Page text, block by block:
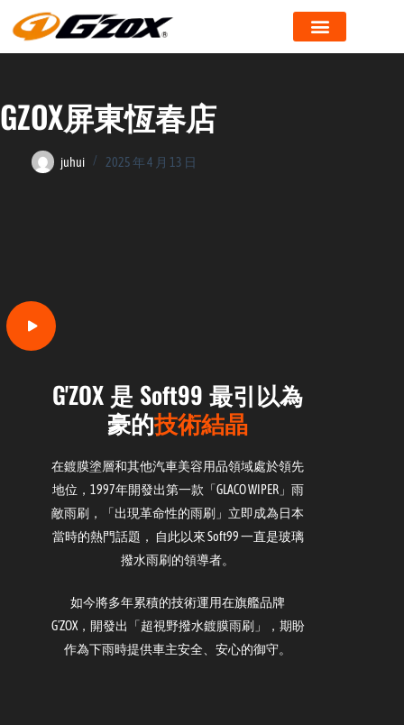
GZOX屏東恆春店
juhui 2025 年 4 月 13 日
G'ZOX 是 Soft99 最引以為
豪的技術結晶
在鍍膜塗層和其他汽車美容用品領域處於領先
地位，1997年開發出第一款「GLACO WIPER」雨
敵雨刷，「出現革命性的雨刷」立即成為日本
當時的熱門話題， 自此以來 Soft99 一直是玻璃
撥水雨刷的領導者。
如今將多年累積的技術運用在旗艦品牌
G'ZOX，開發出「超視野撥水鍍膜雨刷」，期盼
作為下雨時提供車主安全、安心的御守。